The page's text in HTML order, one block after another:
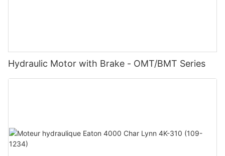
Hydraulic Motor with Brake - OMT/BMT Series